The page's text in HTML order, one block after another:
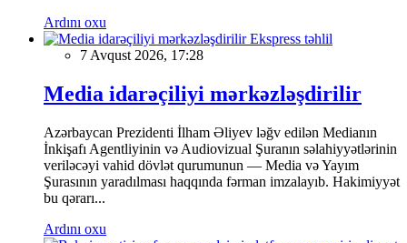
Ardını oxu
Ekspress təhlil
7 Avqust 2026, 17:28
Media idarəçiliyi mərkəzləşdirilir
Azərbaycan Prezidenti İlham Əliyev ləğv edilən Medianın
İnkişafı Agentliyinin və Audiovizual Şuranın səlahiyyətlərinin
veriləcəyi vahid dövlət qurumunun — Media və Yayım
Şurasının yaradılması haqqında fərman imzalayıb. Hakimiyyət
bu qərarı...
Ardını oxu